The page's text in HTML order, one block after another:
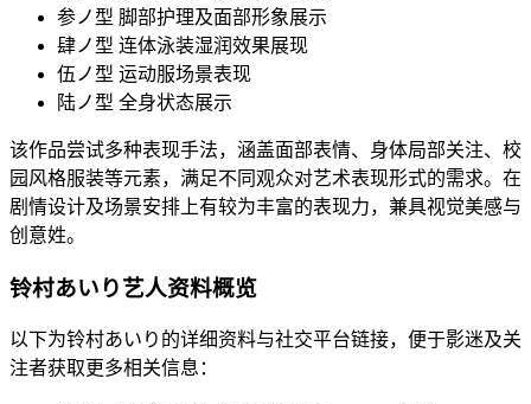
参ノ型 脚部护理及面部形象展示
肆ノ型 连体泳装湿润效果展现
伍ノ型 运动服场景表现
陆ノ型 全身状态展示
该作品尝试多种表现手法，涵盖面部表情、身体局部关注、校
园风格服装等元素，满足不同观众对艺术表现形式的需求。在
剧情设计及场景安排上有较为丰富的表现力，兼具视觉美感与
创意姓。
铃村あいり艺人资料概览
以下为铃村あいり的详细资料与社交平台链接，便于影迷及关
注者获取更多相关信息：